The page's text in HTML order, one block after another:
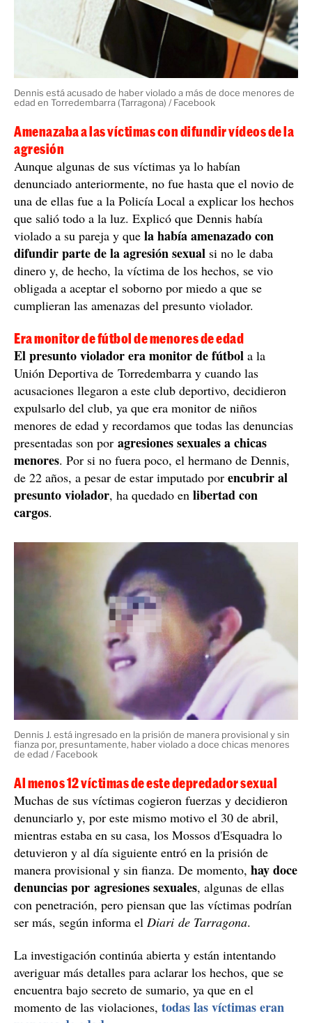
Dennis está acusado de haber violado a más de doce menores de
edad en Torredembarra (Tarragona) / Facebook
Amenazaba a las víctimas con difundir vídeos de la
agresión
Aunque algunas de sus víctimas ya lo habían
denunciado anteriormente, no fue hasta que el novio de
una de ellas fue a la Policía Local a explicar los hechos
que salió todo a la luz. Explicó que Dennis había
violado a su pareja y que la había amenazado con
difundir parte de la agresión sexual si no le daba
dinero y, de hecho, la víctima de los hechos, se vio
obligada a aceptar el soborno por miedo a que se
cumplieran las amenazas del presunto violador.
Era monitor de fútbol de menores de edad
El presunto violador era monitor de fútbol a la
Unión Deportiva de Torredembarra y cuando las
acusaciones llegaron a este club deportivo, decidieron
expulsarlo del club, ya que era monitor de niños
menores de edad y recordamos que todas las denuncias
presentadas son por agresiones sexuales a chicas
menores. Por si no fuera poco, el hermano de Dennis,
de 22 años, a pesar de estar imputado por encubrir al
presunto violador, ha quedado en libertad con
cargos.
Dennis J. está ingresado en la prisión de manera provisional y sin
fianza por, presuntamente, haber violado a doce chicas menores
de edad / Facebook
Al menos 12 víctimas de este depredador sexual
Muchas de sus víctimas cogieron fuerzas y decidieron
denunciarlo y, por este mismo motivo el 30 de abril,
mientras estaba en su casa, los Mossos d'Esquadra lo
detuvieron y al día siguiente entró en la prisión de
manera provisional y sin fianza. De momento, hay doce
denuncias por agresiones sexuales, algunas de ellas
con penetración, pero piensan que las víctimas podrían
ser más, según informa el Diari de Tarragona.
La investigación continúa abierta y están intentando
averiguar más detalles para aclarar los hechos, que se
encuentra bajo secreto de sumario, ya que en el
momento de las violaciones, todas las víctimas eran